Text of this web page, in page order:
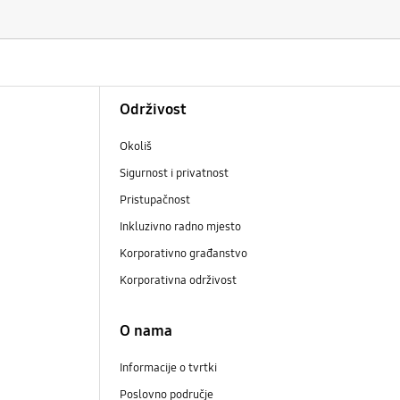
Održivost
Okoliš
Sigurnost i privatnost
Pristupačnost
Inkluzivno radno mjesto
Korporativno građanstvo
Korporativna održivost
O nama
Informacije o tvrtki
Poslovno područje